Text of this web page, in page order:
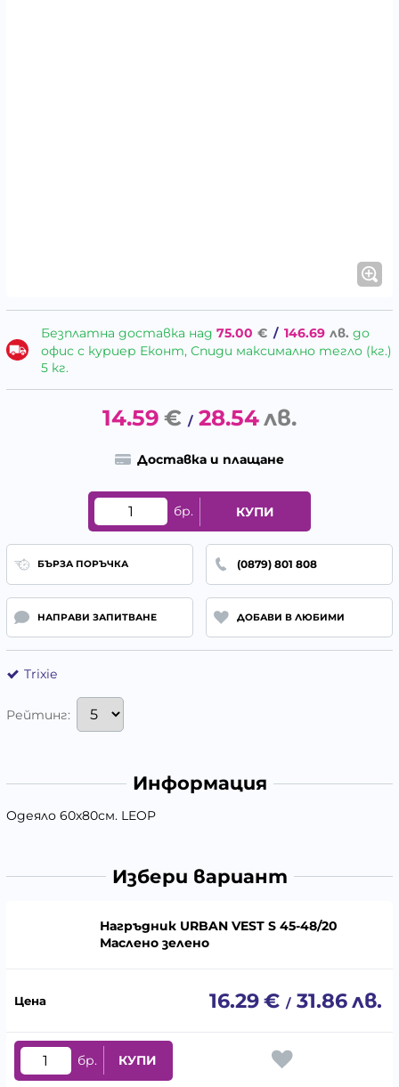
Безплатна доставка над 75.00 € / 146.69 лв. до
офис с куриер Еконт, Спиди максимално тегло (кг.)
5 кг.
14.59 € / 28.54лв.
Доставка и плащане
бр. КУПИ
БЪРЗА ПОРЪЧКА (0879) 801 808
НАПРАВИ ЗАПИТВАНЕ ДОБАВИ В ЛЮБИМИ
Trixie
Рейтинг:
Информация
Одеяло 60х80см. LEOP
Избери вариант
Нагръдник URBAN VEST S 45-48/20
Маслено зелено
16.29€ / 31.86лв.
бр. КУПИ